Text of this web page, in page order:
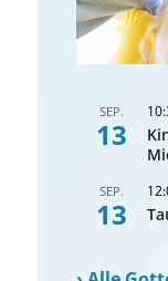
SEP.
13
SEP.
13